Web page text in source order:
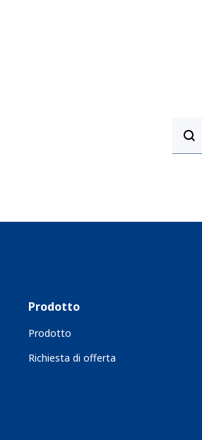
Prodotto
Prodotto
Richiesta di offerta